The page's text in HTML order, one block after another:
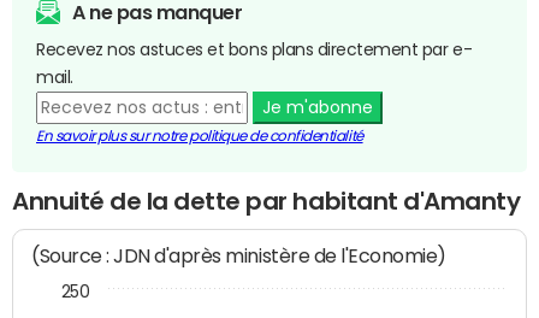
A ne pas manquer
Recevez nos astuces et bons plans directement par e-
mail.
Je m'abonne
En savoir plus sur notre politique de confidentialité
Annuité de la dette par habitant d'Amanty
(Source : JDN d'après ministère de l'Economie)
250